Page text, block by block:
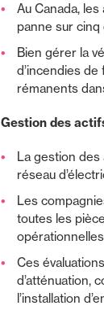
Au Canada,
panne sur cinq
Bien gérer la
d’incendies
rémanents
Gestion des
La gestion des
réseau
Les
toutes les
Ces
d’atténuation,
l’installation